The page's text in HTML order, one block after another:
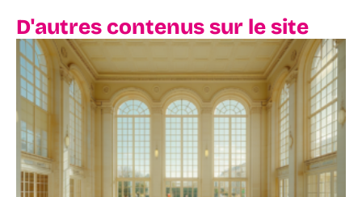
D'autres contenus sur le site